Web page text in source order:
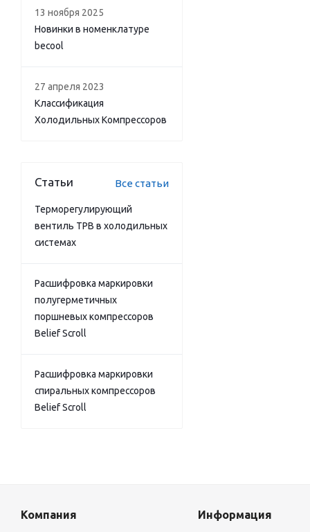
13 ноября 2025
Новинки в номенклатуре
becool
27 апреля 2023
Классификация
Холодильных Компрессоров
Статьи Все статьи
Терморегулирующий
вентиль ТРВ в холодильных
системах
Расшифровка маркировки
полугерметичных
поршневых компрессоров
Belief Scroll
Расшифровка маркировки
спиральных компрессоров
Belief Scroll
Компания Информация